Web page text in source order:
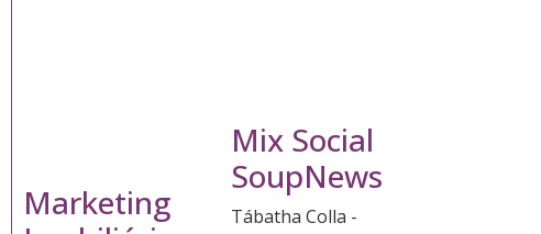
Marketing
Mix Social
SoupNews
Tábatha Colla